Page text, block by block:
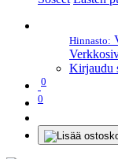
Hinnasto:
Kirjaudu
0
0